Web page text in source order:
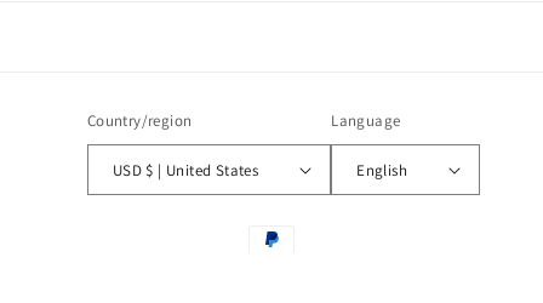
Country/region
USD $ | United States
Language
English
Payment